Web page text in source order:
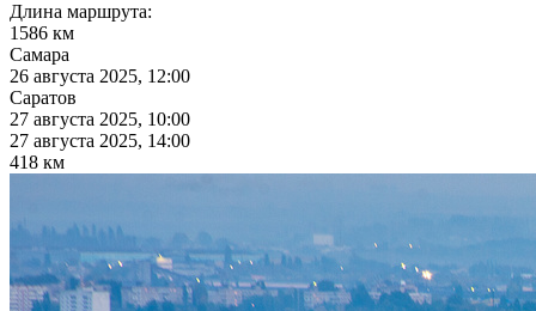
Длина маршрута:
1586 км
Самара
26 августа 2025, 12:00
Саратов
27 августа 2025, 10:00
27 августа 2025, 14:00
418 км